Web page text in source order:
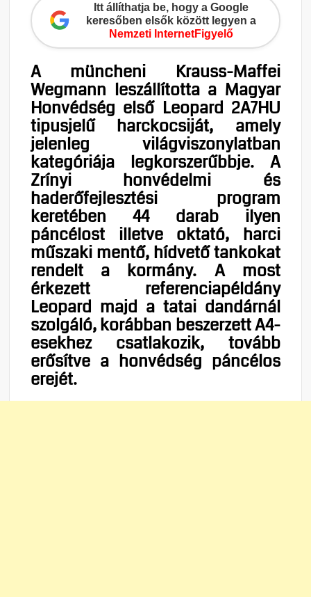
Itt állíthatja be, hogy a Google
keresőben elsők között legyen a
Nemzeti InternetFigyelő
A müncheni Krauss-Maffei
Wegmann leszállította a Magyar
Honvédség első Leopard 2A7HU
tipusjelű harckocsiját, amely
jelenleg világviszonylatban
kategóriája legkorszerűbbje. A
Zrínyi honvédelmi és
haderőfejlesztési program
keretében 44 darab ilyen
páncélost illetve oktató, harci
műszaki mentő, hídvető tankokat
rendelt a kormány. A most
érkezett referenciapéldány
Leopard majd a tatai dandárnál
szolgáló, korábban beszerzett A4-
esekhez csatlakozik, tovább
erősítve a honvédség páncélos
erejét.